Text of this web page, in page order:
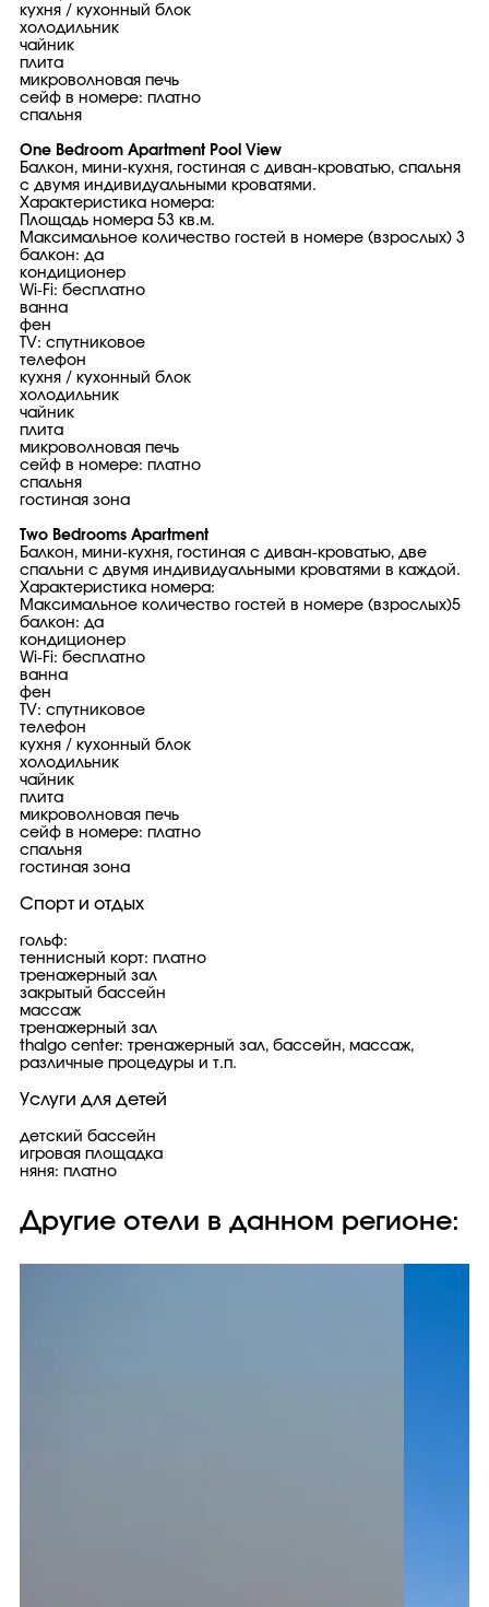
кухня / кухонный блок
холодильник
чайник
плита
микроволновая печь
сейф в номере: платно
спальня
One Bedroom Apartment Pool View
Балкон, мини-кухня, гостиная с диван-кроватью, спальня
с двумя индивидуальными кроватями.
Характеристика номера:
Площадь номера 53 кв.м.
Максимальное количество гостей в номере (взрослых) 3
балкон: да
кондиционер
Wi-Fi: бесплатно
ванна
фен
TV: спутниковое
телефон
кухня / кухонный блок
холодильник
чайник
плита
микроволновая печь
сейф в номере: платно
спальня
гостиная зона
Two Bedrooms Apartment
Балкон, мини-кухня, гостиная с диван-кроватью, две
спальни с двумя индивидуальными кроватями в каждой.
Характеристика номера:
Максимальное количество гостей в номере (взрослых)5
балкон: да
кондиционер
Wi-Fi: бесплатно
ванна
фен
TV: спутниковое
телефон
кухня / кухонный блок
холодильник
чайник
плита
микроволновая печь
сейф в номере: платно
спальня
гостиная зона
Спорт и отдых
гольф:
теннисный корт: платно
тренажерный зал
закрытый бассейн
массаж
тренажерный зал
thalgo center: тренажерный зал, бассейн, массаж,
различные процедуры и т.п.
Услуги для детей
детский бассейн
игровая площадка
няня: платно
Другие отели в данном регионе: